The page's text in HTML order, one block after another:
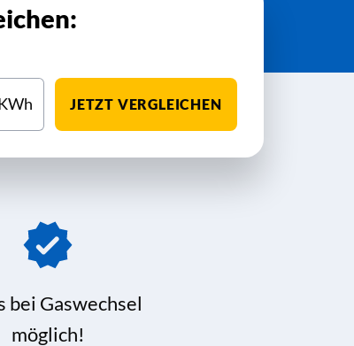
JETZT VERGLEICHEN
bei Gaswechsel
möglich!